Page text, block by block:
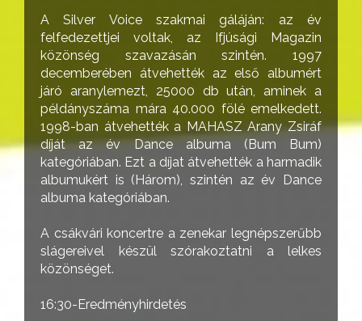
A Silver Voice szakmai gáláján: az év
felfedezettjei voltak, az Ifjúsági Magazin
közönség szavazásán szintén. 1997
decemberében átvehették az első albumért
járó aranylemezt, 25000 db után, aminek a
példányszáma mára 40.000 fölé emelkedett.
1998-ban átvehették a MAHASZ Arany Zsiráf
díját az év Dance albuma (Bum Bum)
kategóriában. Ezt a díjat átvehették a harmadik
albumukért is (Három), szintén az év Dance
albuma kategóriában.
A csákvári koncertre a zenekar legnépszerűbb
slágereivel készül szórakoztatni a lelkes
közönséget.
16:30-Eredményhirdetés